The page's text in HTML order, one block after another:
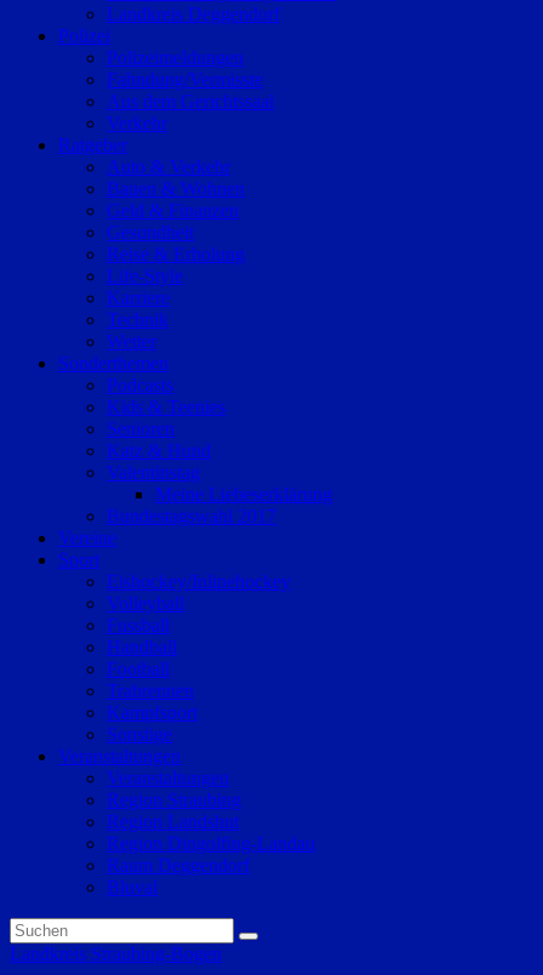
Landkreis Deggendorf
Polizei
Polizeimeldungen
Fahndung/Vermisste
Aus dem Gerichtssaal
Verkehr
Ratgeber
Auto & Verkehr
Bauen & Wohnen
Geld & Finanzen
Gesundheit
Reise & Erholung
Life-Style
Karriere
Technik
Wetter
Sonderthemen
Podcasts
Kids & Teenies
Senioren
Katz & Hund
Valentinstag
Meine Liebeserklärung
Bundestagswahl 2017
Vereine
Sport
Eishockey/Inlinehockey
Volleyball
Fussball
Handball
Football
Trabrennen
Kampfsport
Sonstige
Veranstaltungen
Veranstaltungen
Region Straubing
Region Landshut
Region Dingolfing-Landau
Raum Deggendorf
Bluval
Landkreis Straubing-Bogen